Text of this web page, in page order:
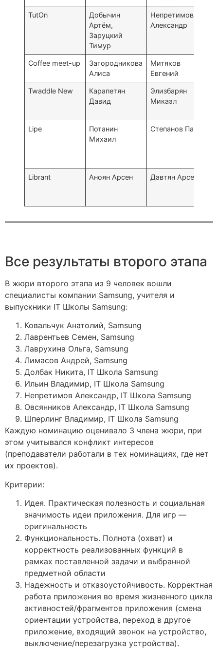
TutOn
Добычин
Артëм,
Заруцкий
Тимур
Непретимов
Александр
Coffee meet-up
Загородникова
Алиса
Митяков
Евгений
Twaddle New
Карапетян
Давид
Элизбарян
Микаэл
Lipe
Потанин
Михаил
Степанов Павел
Librant Аноян Арсен Давтян Арсен
Все результаты второго этапа
В жюри второго этапа из 9 человек вошли
специалисты компании Samsung, учителя и
выпускники IT Школы Samsung:
Ковальчук Анатолий, Samsung
Лаврентьев Семен, Samsung
Лаврухина Ольга, Samsung
Лимасов Андрей, Samsung
Долбак Никита, IT Школа Samsung
Ильин Владимир, IT Школа Samsung
Непретимов Александр, IT Школа Samsung
Овсянников Александр, IT Школа Samsung
Шперлинг Владимир, IT Школа Samsung
Каждую номинацию оценивало 3 члена жюри, при
этом учитывался конфликт интересов
(преподаватели работали в тех номинациях, где нет
их проектов).
Критерии:
Идея. Практическая полезность и социальная
значимость идеи приложения. Для игр —
оригинальность
Функциональность. Полнота (охват) и
корректность реализованных функций в
рамках поставленной задачи и выбранной
предметной области
Надежность и отказоустойчивость. Корректная
работа приложения во время жизненного цикла
активностей/фрагментов приложения (смена
ориентации устройства, переход в другое
приложение, входящий звонок на устройство,
выключение/перезагрузка устройства).